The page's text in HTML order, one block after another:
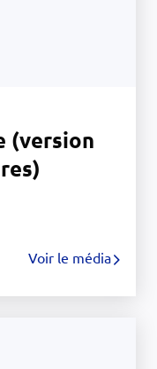
(version
Voir le média